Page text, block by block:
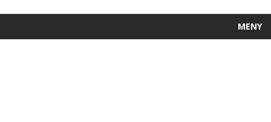
MENY